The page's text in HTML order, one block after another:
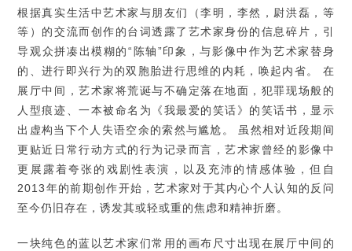
根据真实生活中艺术家与朋友们（李明，李然，尉洪磊，等
等）的交流而创作的台词透露了艺术家身份的信息碎片，引
导观众拼凑出模糊的“陈轴”印象，与影像中作为艺术家替身
的、进行即兴行为的双胞胎进行思维的内耗，唤起内省。 在
展厅中间，艺术家将荒诞与不确定落在地面，犯罪现场般的
人型痕迹、一本被命名为《我最爱的笑话》的笑话书，显示
出虚构当下个人失语空余的索然与尴尬。 虽然相对近段期间
更贴近日常行动方式的行为记录而言，艺术家曾经的影像中
更展露着夸张的戏剧性表演，以及充沛的情感体验，但自
2013年的前期创作开始，艺术家对于其内心个人认知的反问
至今仍旧存在，诱发其或轻或重的焦虑和精神折磨。
一块纯色的蓝以艺术家们常用的画布尺寸出现在展厅中间的